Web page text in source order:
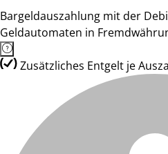
Bargeldauszahlung mit der
Geldautomaten in
Zusätzliches Entgelt je